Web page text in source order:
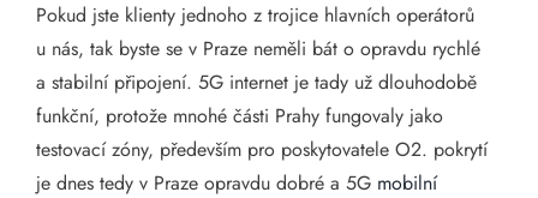
Pokud jste klienty jednoho z trojice hlavních operátorů
u nás, tak byste se v Praze neměli bát o opravdu rychlé
a stabilní připojení. 5G internet je tady už dlouhodobě
funkční, protože mnohé části Prahy fungovaly jako
testovací zóny, především pro poskytovatele O2. pokrytí
je dnes tedy v Praze opravdu dobré a 5G mobilní